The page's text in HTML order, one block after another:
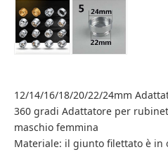
12/14/16/18/20/22/24mm
360 gradi Adattatore per
maschio femmina
Materiale: il giunto filettato è in